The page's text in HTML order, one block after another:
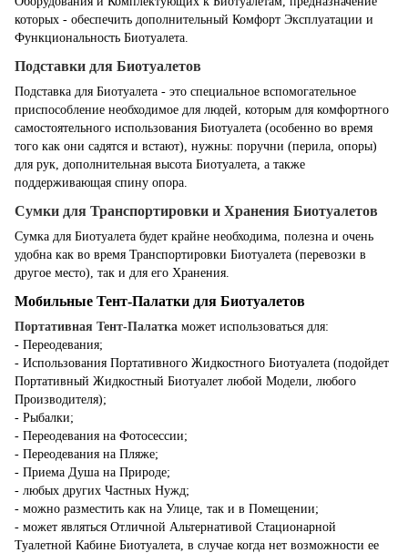
которых - обеспечить дополнительный Комфорт Эксплуатации и
Функциональность Биотуалета.
Подставки для Биотуалетов
Подставка для Биотуалета - это специальное вспомогательное
приспособление необходимое для людей, которым для комфортного
самостоятельного использования Биотуалета (особенно во время
того как они садятся и встают), нужны: поручни (перила, опоры)
для рук, дополнительная высота Биотуалета, а также
поддерживающая спину опора.
Сумки для Транспортировки и Хранения Биотуалетов
Сумка для Биотуалета будет крайне необходима, полезна и очень
удобна как во время Транспортировки Биотуалета (перевозки в
другое место), так и для его Хранения.
Мобильные Тент-Палатки для Биотуалетов
Портативная Тент-Палатка может использоваться для:
- Переодевания;
- Использования Портативного Жидкостного Биотуалета (подойдет
Портативный Жидкостный Биотуалет любой Модели, любого
Производителя);
- Рыбалки;
- Переодевания на Фотосессии;
- Переодевания на Пляже;
- Приема Душа на Природе;
- любых других Частных Нужд;
- можно разместить как на Улице, так и в Помещении;
- может являться Отличной Альтернативой Стационарной
Туалетной Кабине Биотуалета, в случае когда нет возможности ее